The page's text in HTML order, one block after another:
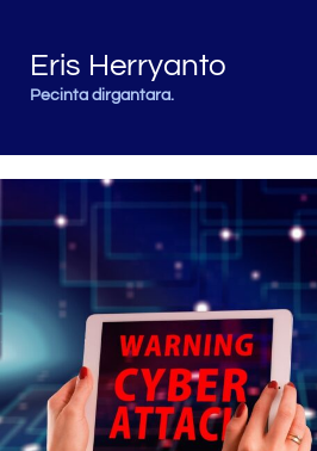
Eris Herryanto
Pecinta dirgantara.